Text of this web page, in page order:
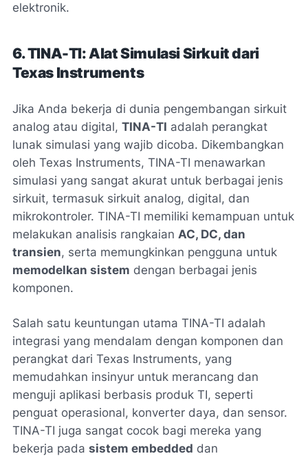
elektronik.
6. TINA-TI: Alat Simulasi Sirkuit dari
Texas Instruments
Jika Anda bekerja di dunia pengembangan sirkuit
analog atau digital, TINA-TI adalah perangkat
lunak simulasi yang wajib dicoba. Dikembangkan
oleh Texas Instruments, TINA-TI menawarkan
simulasi yang sangat akurat untuk berbagai jenis
sirkuit, termasuk sirkuit analog, digital, dan
mikrokontroler. TINA-TI memiliki kemampuan untuk
melakukan analisis rangkaian AC, DC, dan
transien, serta memungkinkan pengguna untuk
memodelkan sistem dengan berbagai jenis
komponen.
Salah satu keuntungan utama TINA-TI adalah
integrasi yang mendalam dengan komponen dan
perangkat dari Texas Instruments, yang
memudahkan insinyur untuk merancang dan
menguji aplikasi berbasis produk TI, seperti
penguat operasional, konverter daya, dan sensor.
TINA-TI juga sangat cocok bagi mereka yang
bekerja pada sistem embedded dan